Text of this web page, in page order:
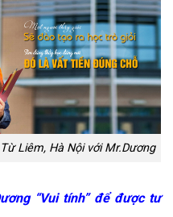
Liêm, Hà Nội với Mr.Dương
“Vui tính” để được tư